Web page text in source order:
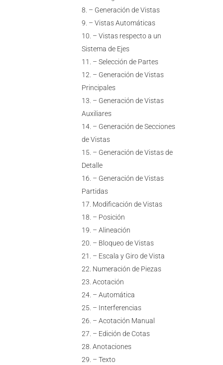
– Generación de Vistas
– Vistas Automáticas
– Vistas respecto a un
Sistema de Ejes
– Selección de Partes
– Generación de Vistas
Principales
– Generación de Vistas
Auxiliares
– Generación de Secciones
de Vistas
– Generación de Vistas de
Detalle
– Generación de Vistas
Partidas
Modificación de Vistas
– Posición
– Alineación
– Bloqueo de Vistas
– Escala y Giro de Vista
Numeración de Piezas
Acotación
– Automática
– Interferencias
– Acotación Manual
– Edición de Cotas
Anotaciones
– Texto